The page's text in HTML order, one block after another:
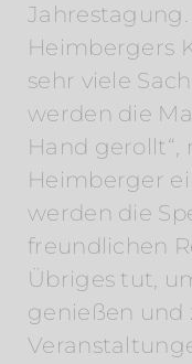
Heimbergers
sehr viele
werden die
Hand gerollt“,
Heimberger
werden die
freundlichen
Übriges tut,
genießen und